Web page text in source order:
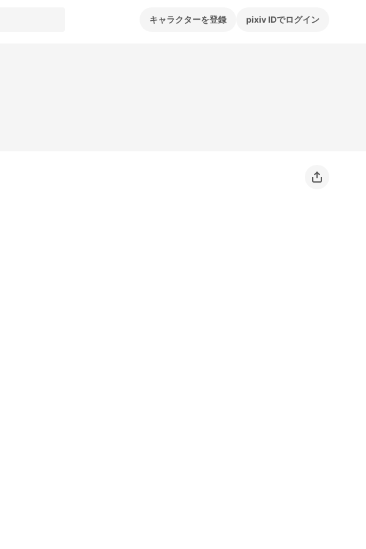
キャラクターを登録 pixiv IDでログイン